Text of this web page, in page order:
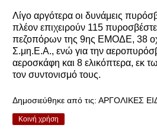
Λίγο αργότερα οι δυνάμεις
πλέον επιχειρούν 115
πεζοπόρων της 9ης ΕΜΟΔΕ, 38
Σ.μη.Ε.Α., ενώ για την
αεροσκάφη και 8 ελικόπτερα, εκ
τον συντονισμό τους.
Δημοσιεύθηκε από τις: ΑΡΓΟΛΙΚΕΣ
Κοινή χρήση